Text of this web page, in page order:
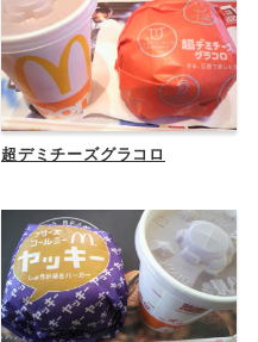
超デミチーズグラコロ